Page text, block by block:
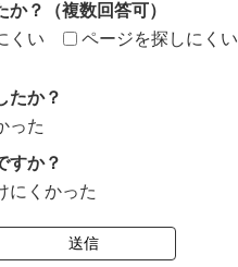
？（複数回答可）
くい ページを探しにくい
たか？
った
すか？
にくかった
送信